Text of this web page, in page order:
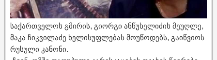
საქართველოს გმირის, გიორგი ანწუხელიძის მეუღლე,
მაკა ჩიკვილაძე ხელისუფლებას მოუწოდებს, გაიწვიოს
რუსული კანონი.